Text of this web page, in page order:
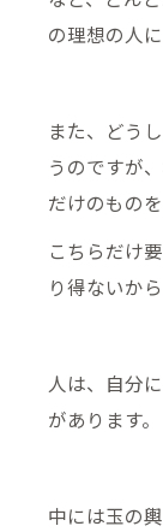
の理想の人
また、どう
うのですが
だけのもの
こちらだけ
り得ないから
人は、自分
があります。
中には玉の